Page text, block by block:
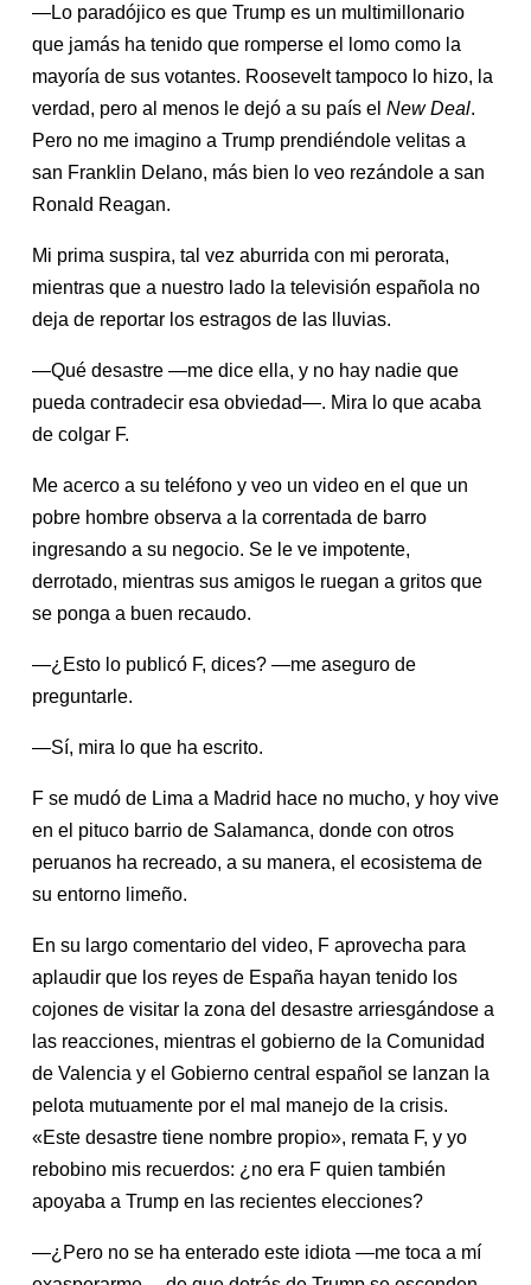
—Lo paradójico es que Trump es un multimillonario
que jamás ha tenido que romperse el lomo como la
mayoría de sus votantes. Roosevelt tampoco lo hizo, la
verdad, pero al menos le dejó a su país el New Deal.
Pero no me imagino a Trump prendiéndole velitas a
san Franklin Delano, más bien lo veo rezándole a san
Ronald Reagan.
Mi prima suspira, tal vez aburrida con mi perorata,
mientras que a nuestro lado la televisión española no
deja de reportar los estragos de las lluvias.
—Qué desastre —me dice ella, y no hay nadie que
pueda contradecir esa obviedad—. Mira lo que acaba
de colgar F.
Me acerco a su teléfono y veo un video en el que un
pobre hombre observa a la correntada de barro
ingresando a su negocio. Se le ve impotente,
derrotado, mientras sus amigos le ruegan a gritos que
se ponga a buen recaudo.
—¿Esto lo publicó F, dices? —me aseguro de
preguntarle.
—Sí, mira lo que ha escrito.
F se mudó de Lima a Madrid hace no mucho, y hoy vive
en el pituco barrio de Salamanca, donde con otros
peruanos ha recreado, a su manera, el ecosistema de
su entorno limeño.
En su largo comentario del video, F aprovecha para
aplaudir que los reyes de España hayan tenido los
cojones de visitar la zona del desastre arriesgándose a
las reacciones, mientras el gobierno de la Comunidad
de Valencia y el Gobierno central español se lanzan la
pelota mutuamente por el mal manejo de la crisis.
«Este desastre tiene nombre propio», remata F, y yo
rebobino mis recuerdos: ¿no era F quien también
apoyaba a Trump en las recientes elecciones?
—¿Pero no se ha enterado este idiota —me toca a mí